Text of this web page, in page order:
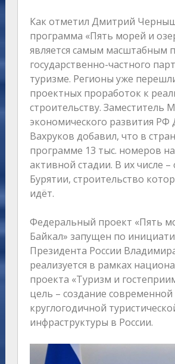
Как отметил Дмитрий
программа «Пять морей и
является самым масштабным
государственно-частного
туризме. Регионы уже
проектных проработок к
строительству. Заместитель
экономического развития
Вахруков добавил, что в
программе 13 тыс. номеров
активной стадии. В их числе –
Бурятии, строительство
идёт.
Федеральный проект «Пять
Байкал» запущен по
Президента России
реализуется в рамках
проекта «Туризм и
цель – создание современной
круглогодичной
инфраструктуры в России.